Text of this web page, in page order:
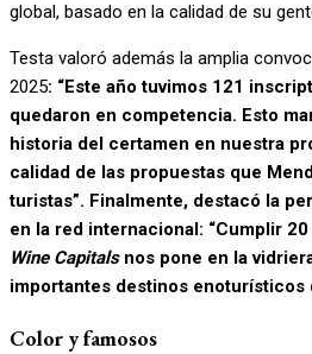
global, basado en la calidad de su
Testa valoró además la amplia
2025: “Este año tuvimos 121
quedaron en competencia. Esto
historia del certamen en nuestra
calidad de las propuestas que
turistas”. Finalmente, destacó la
en la red internacional: “Cumplir
Wine Capitalsnos pone en la
importantes destinos enoturísticos
Color y famosos